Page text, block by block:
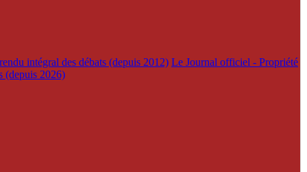
intégral des débats (depuis 2012) Le Journal officiel - Propriété
(depuis 2026)